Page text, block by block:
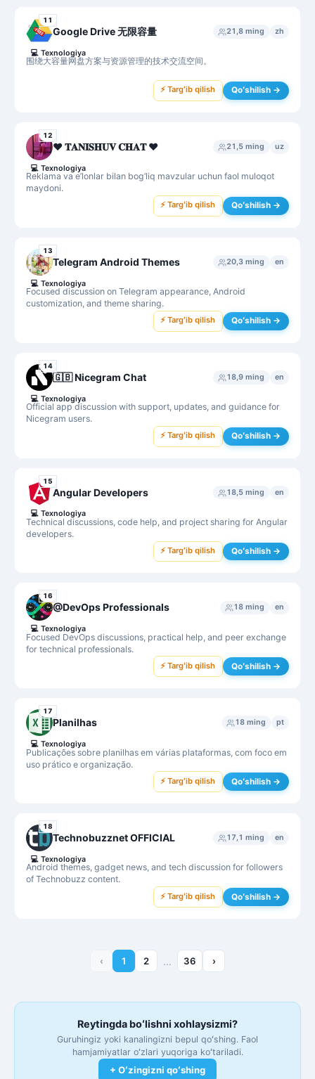
11
Google Drive 无限容量 21,8 ming zh
围绕大容量网盘方案与资源管理的技术交流空间。
💻 Texnologiya
⚡ Targʻib qilish Qoʻshilish →
12
♥️ 𝐓𝐀𝐍𝐈𝐒𝐇𝐔𝐕 𝐂𝐇𝐀𝐓 ♥️ 21,5 ming uz
Reklama va e’lonlar bilan bog‘liq mavzular uchun faol muloqot
maydoni.
💻 Texnologiya
⚡ Targʻib qilish Qoʻshilish →
13
Telegram Android Themes 20,3 ming en
Focused discussion on Telegram appearance, Android
customization, and theme sharing.
💻 Texnologiya
⚡ Targʻib qilish Qoʻshilish →
14
🇬🇧 Nicegram Chat 18,9 ming en
Official app discussion with support, updates, and guidance for
Nicegram users.
💻 Texnologiya
⚡ Targʻib qilish Qoʻshilish →
15
Angular Developers 18,5 ming en
Technical discussions, code help, and project sharing for Angular
developers.
💻 Texnologiya
⚡ Targʻib qilish Qoʻshilish →
16
@DevOps Professionals 18 ming en
Focused DevOps discussions, practical help, and peer exchange
for technical professionals.
💻 Texnologiya
⚡ Targʻib qilish Qoʻshilish →
17
Planilhas 18 ming pt
Publicações sobre planilhas em várias plataformas, com foco em
uso prático e organização.
💻 Texnologiya
⚡ Targʻib qilish Qoʻshilish →
18
Technobuzznet OFFICIAL 17,1 ming en
Android themes, gadget news, and tech discussion for followers
of Technobuzz content.
💻 Texnologiya
⚡ Targʻib qilish Qoʻshilish →
‹ 1 2 … 36 ›
Reytingda boʻlishni xohlaysizmi?
Guruhingiz yoki kanalingizni bepul qoʻshing. Faol
hamjamiyatlar oʻzlari yuqoriga koʻtariladi.
+ Oʻzingizni qoʻshing